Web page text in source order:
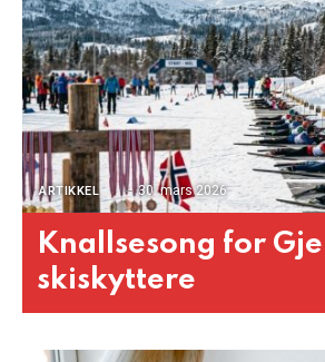
ARTIKKEL 30. mars 2026
Knallsesong for
skiskyttere